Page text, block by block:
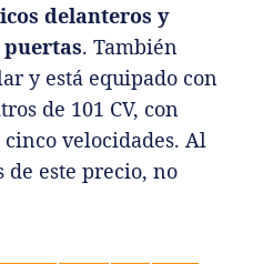
delanteros y
. También
y está equipado con
de 101 CV, con
velocidades. Al
de este precio, no